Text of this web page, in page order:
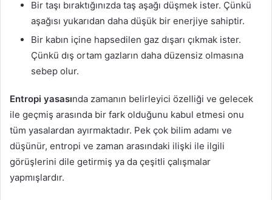
Bir taşı bıraktığınızda taş aşağı düşmek ister. Çünkü
aşağısı yukarıdan daha düşük bir enerjiye sahiptir.
Bir kabın içine hapsedilen gaz dışarı çıkmak ister.
Çünkü dış ortam gazların daha düzensiz olmasına
sebep olur.
Entropi yasasında zamanın belirleyici özelliği ve gelecek
ile geçmiş arasında bir fark olduğunu kabul etmesi onu
tüm yasalardan ayırmaktadır. Pek çok bilim adamı ve
düşünür, entropi ve zaman arasındaki ilişki ile ilgili
görüşlerini dile getirmiş ya da çeşitli çalışmalar
yapmışlardır.